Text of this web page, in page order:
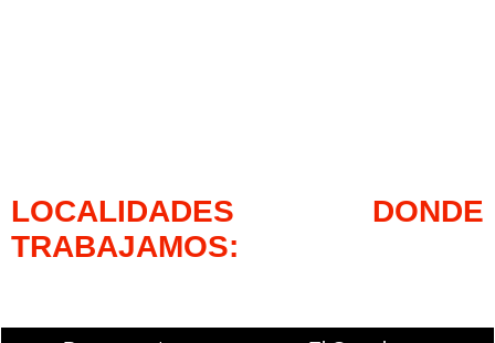
LOCALIDADES DONDE
TRABAJAMOS: